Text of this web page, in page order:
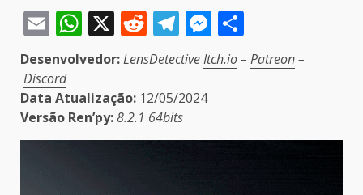
EmailWhatsApp
X Reddit
Telegram
Messenger
Desenvolvedor:LensDetectiveItch.io– Patreon–
Discord
Data Atualização: 12/05/2024
Versão Ren’py:8.2.1 64bits